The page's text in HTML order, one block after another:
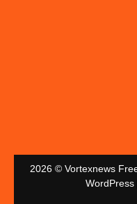
2026 © Vortexnews
WordPress